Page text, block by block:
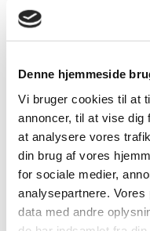
Denne hjemmeside
Vi bruger cookies til at
annoncer, til at vise dig
at analysere vores
din brug af vores
for sociale medier,
analysepartnere.
data med andre
BETJENING
PRODUKTTYPE
DIAMETER (MM) -
KUGLEHANER/
DIMENSION
KUGLEHANER/